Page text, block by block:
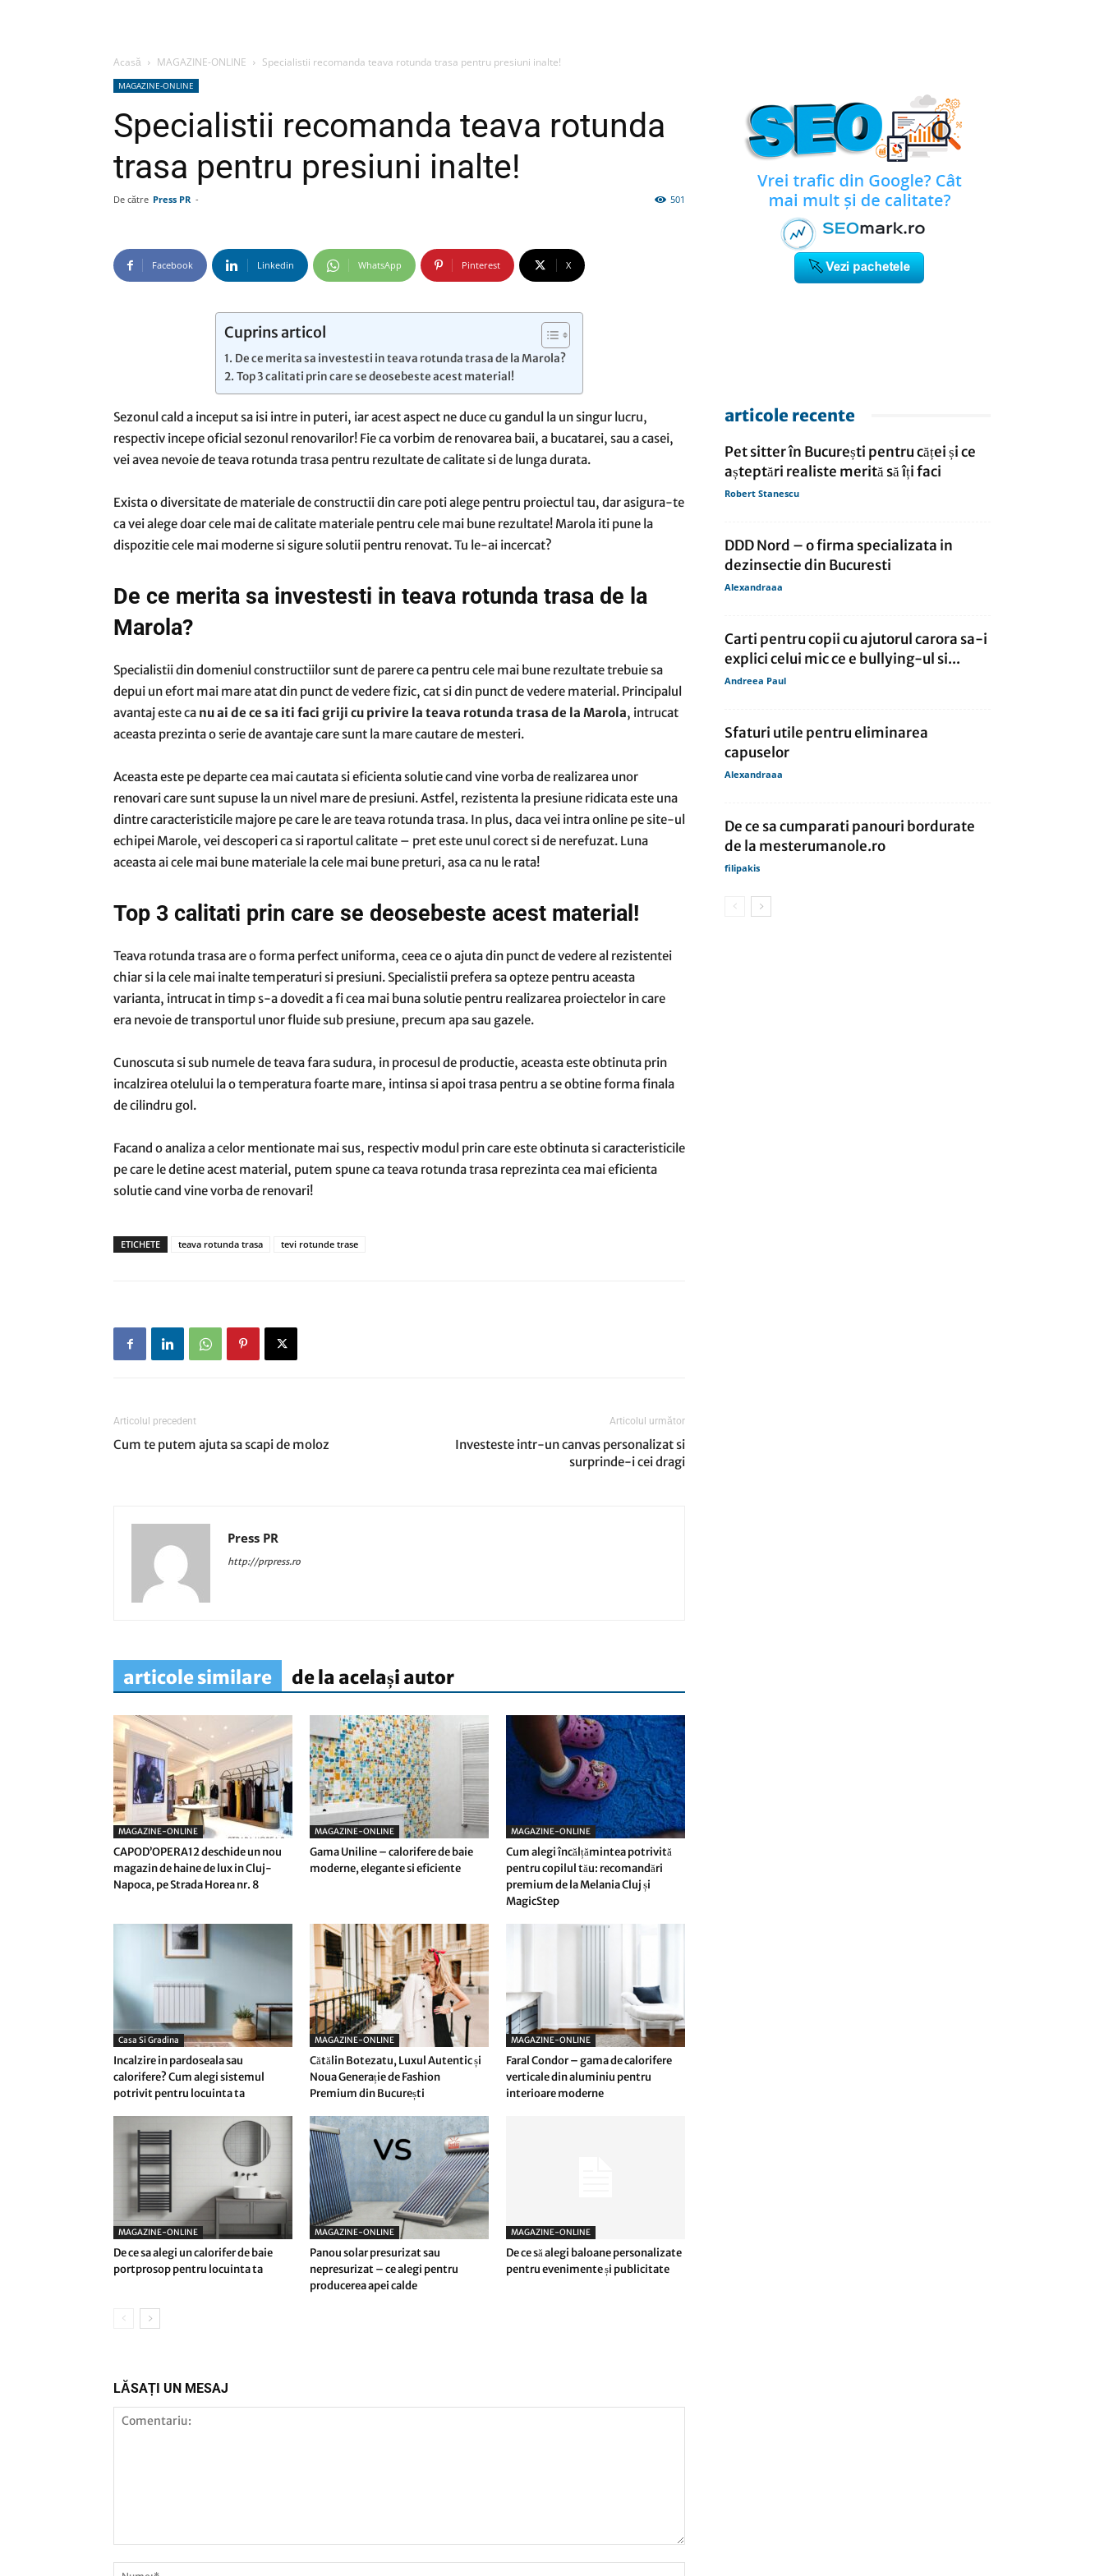
comunicate
de
presa
Acasă MAGAZINE-ONLINE Specialistii recomanda teava rotunda trasa pentru presiuni inalte!
MAGAZINE-ONLINE
Specialistii recomanda teava rotunda
trasa pentru presiuni inalte!
De către Press PR - 501
Facebook Linkedin WhatsApp Pinterest X
Cuprins articol
De ce merita sa investesti in teava rotunda trasa de la Marola?
Top 3 calitati prin care se deosebeste acest material!
Sezonul cald a inceput sa isi intre in puteri, iar acest aspect ne duce cu gandul la un singur lucru,
respectiv incepe oficial sezonul renovarilor! Fie ca vorbim de renovarea baii, a bucatarei, sau a casei,
vei avea nevoie de teava rotunda trasa pentru rezultate de calitate si de lunga durata.
Exista o diversitate de materiale de constructii din care poti alege pentru proiectul tau, dar asigura-te
ca vei alege doar cele mai de calitate materiale pentru cele mai bune rezultate! Marola iti pune la
dispozitie cele mai moderne si sigure solutii pentru renovat. Tu le-ai incercat?
De ce merita sa investesti in teava rotunda trasa de la
Marola?
Specialistii din domeniul constructiilor sunt de parere ca pentru cele mai bune rezultate trebuie sa
depui un efort mai mare atat din punct de vedere fizic, cat si din punct de vedere material. Principalul
avantaj este ca nu ai de ce sa iti faci griji cu privire la teava rotunda trasa de la Marola, intrucat
aceasta prezinta o serie de avantaje care sunt la mare cautare de mesteri.
Aceasta este pe departe cea mai cautata si eficienta solutie cand vine vorba de realizarea unor
renovari care sunt supuse la un nivel mare de presiuni. Astfel, rezistenta la presiune ridicata este una
dintre caracteristicile majore pe care le are teava rotunda trasa. In plus, daca vei intra online pe site-ul
echipei Marole, vei descoperi ca si raportul calitate – pret este unul corect si de nerefuzat. Luna
aceasta ai cele mai bune materiale la cele mai bune preturi, asa ca nu le rata!
Top 3 calitati prin care se deosebeste acest material!
Teava rotunda trasa are o forma perfect uniforma, ceea ce o ajuta din punct de vedere al rezistentei
chiar si la cele mai inalte temperaturi si presiuni. Specialistii prefera sa opteze pentru aceasta
varianta, intrucat in timp s-a dovedit a fi cea mai buna solutie pentru realizarea proiectelor in care
era nevoie de transportul unor fluide sub presiune, precum apa sau gazele.
Cunoscuta si sub numele de teava fara sudura, in procesul de productie, aceasta este obtinuta prin
incalzirea otelului la o temperatura foarte mare, intinsa si apoi trasa pentru a se obtine forma finala
de cilindru gol.
Facand o analiza a celor mentionate mai sus, respectiv modul prin care este obtinuta si caracteristicile
pe care le detine acest material, putem spune ca teava rotunda trasa reprezinta cea mai eficienta
solutie cand vine vorba de renovari!
ETICHETE teava rotunda trasa tevi rotunde trase
Articolul precedent
Cum te putem ajuta sa scapi de moloz
Articolul următor
Investeste intr-un canvas personalizat si
surprinde-i cei dragi
Press PR
http://prpress.ro
articole similare de la același autor
MAGAZINE-ONLINE
CAPOD’OPERA12 deschide un nou
magazin de haine de lux in Cluj-
Napoca, pe Strada Horea nr. 8
MAGAZINE-ONLINE
Gama Uniline – calorifere de baie
moderne, elegante si eficiente
MAGAZINE-ONLINE
Cum alegi încălțămintea potrivită
pentru copilul tău: recomandări
premium de la Melania Cluj și
MagicStep
Casa Si Gradina
Incalzire in pardoseala sau
calorifere? Cum alegi sistemul
potrivit pentru locuinta ta
MAGAZINE-ONLINE
Cătălin Botezatu, Luxul Autentic și
Noua Generație de Fashion
Premium din București
MAGAZINE-ONLINE
Faral Condor – gama de calorifere
verticale din aluminiu pentru
interioare moderne
MAGAZINE-ONLINE
De ce sa alegi un calorifer de baie
portprosop pentru locuinta ta
MAGAZINE-ONLINE
Panou solar presurizat sau
nepresurizat – ce alegi pentru
producerea apei calde
MAGAZINE-ONLINE
De ce să alegi baloane personalizate
pentru evenimente și publicitate
LĂSAȚI UN MESAJ
articole recente
Pet sitter în București pentru căței și ce
așteptări realiste merită să îți faci
Robert Stanescu
DDD Nord – o firma specializata in
dezinsectie din Bucuresti
Alexandraaa
Carti pentru copii cu ajutorul carora sa-i
explici celui mic ce e bullying-ul si...
Andreea Paul
Sfaturi utile pentru eliminarea
capuselor
Alexandraaa
De ce sa cumparati panouri bordurate
de la mesterumanole.ro
filipakis